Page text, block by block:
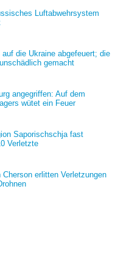
Luftabwehrsystem
die Ukraine abgefeuert; die
gemacht
angegriffen: Auf dem
wütet ein Feuer
Saporischschja fast
Verletzte
erlitten Verletzungen